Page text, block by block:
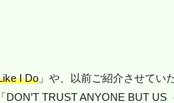
I Do 」や、以前ご紹介させてい
TRUST ANYONE BUT US